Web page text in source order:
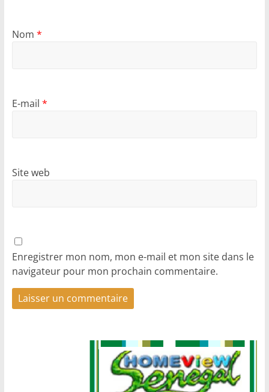
Nom *
E-mail *
Site web
Enregistrer mon nom, mon e-mail et mon site dans le
navigateur pour mon prochain commentaire.